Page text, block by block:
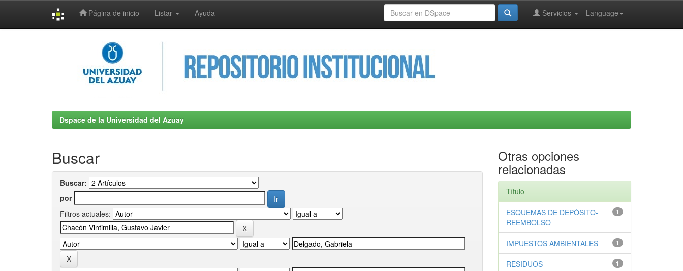
Página de inicio Listar Ayuda Language
Servicios
Dspace de la Universidad del Azuay
Buscar
Buscar:
por
Filtros actuales:
Otras opciones
relacionadas
Título
1
ESQUEMAS DE DEPÓSITO-
REEMBOLSO
1
IMPUESTOS AMBIENTALES
1
RESIDUOS